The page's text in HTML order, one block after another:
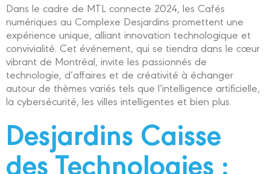
Dans le cadre de MTL connecte 2024, les Cafés
numériques au Complexe Desjardins promettent une
expérience unique, alliant innovation technologique et
convivialité. Cet événement, qui se tiendra dans le cœur
vibrant de Montréal, invite les passionnés de
technologie, d’affaires et de créativité à échanger
autour de thèmes variés tels que l’intelligence artificielle,
la cybersécurité, les villes intelligentes et bien plus.
Desjardins Caisse
des Technologies :